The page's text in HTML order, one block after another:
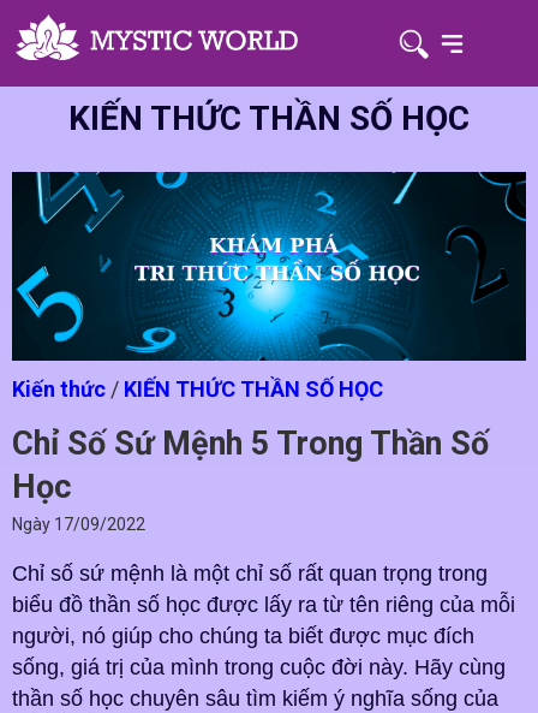
KIẾN THỨC THẦN SỐ HỌC
Kiến thức / KIẾN THỨC THẦN SỐ HỌC
Chỉ Số Sứ Mệnh 5 Trong Thần Số
Học
Ngày 17/09/2022
Chỉ số sứ mệnh là một chỉ số rất quan trọng trong
biểu đồ thần số học được lấy ra từ tên riêng của mỗi
người, nó giúp cho chúng ta biết được mục đích
sống, giá trị của mình trong cuộc đời này. Hãy cùng
thần số học chuyên sâu tìm kiếm ý nghĩa sống của